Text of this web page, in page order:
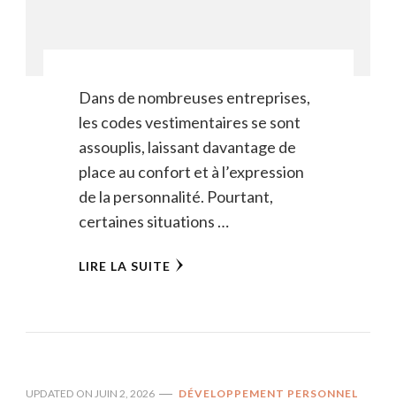
Dans de nombreuses entreprises,
les codes vestimentaires se sont
assouplis, laissant davantage de
place au confort et à l’expression
de la personnalité. Pourtant,
certaines situations …
LIRE LA SUITE
UPDATED ON JUIN 2, 2026 DÉVELOPPEMENT PERSONNEL